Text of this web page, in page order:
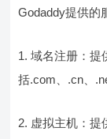
Godaddy提供的
1. 域名注册：提
括.com、.cn、
2. 虚拟主机：提